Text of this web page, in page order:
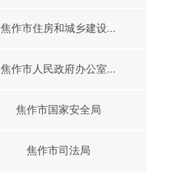
焦作市住房和城乡建设...
焦作市人民政府办公室...
焦作市国家安全局
焦作市司法局